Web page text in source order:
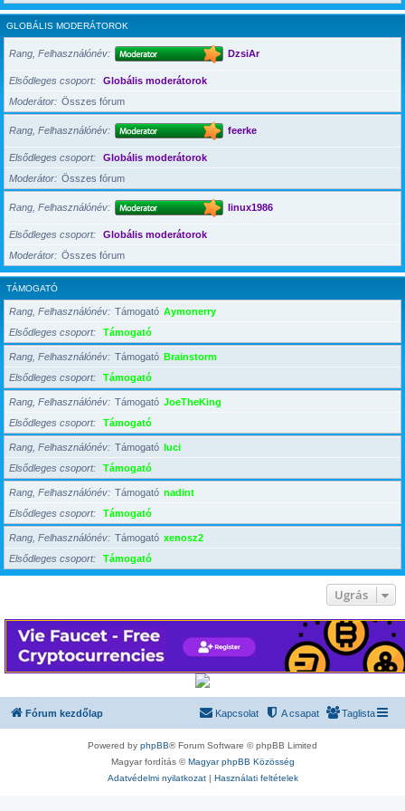
GLOBÁLIS MODERÁTOROK
Rang, Felhasználónév DzsiAr
Elsődleges csoport
Globális moderátorok
Moderátor
Összes fórum
Rang, Felhasználónév feerke
Elsődleges csoport
Globális moderátorok
Moderátor
Összes fórum
Rang, Felhasználónév linux1986
Elsődleges csoport
Globális moderátorok
Moderátor
Összes fórum
TÁMOGATÓ
Rang, Felhasználónév Támogató Aymonerry
Elsődleges csoport
Támogató
Rang, Felhasználónév Támogató Brainstorm
Elsődleges csoport
Támogató
Rang, Felhasználónév Támogató JoeTheKing
Elsődleges csoport
Támogató
Rang, Felhasználónév Támogató luci
Elsődleges csoport
Támogató
Rang, Felhasználónév Támogató nadint
Elsődleges csoport
Támogató
Rang, Felhasználónév Támogató xenosz2
Elsődleges csoport
Támogató
Ugrás
Fórum kezdőlap Taglista
A csapat
Kapcsolat
Powered by phpBB® Forum Software © phpBB Limited
Magyar fordítás ©Magyar phpBB Közösség
Adatvédelmi nyilatkozat| Használati feltételek